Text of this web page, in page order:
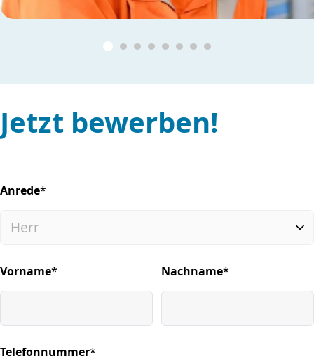
Jetzt bewerben!
Anrede*
(required)
Vorname*
(required) Nachname*
(required)
Telefonnummer*